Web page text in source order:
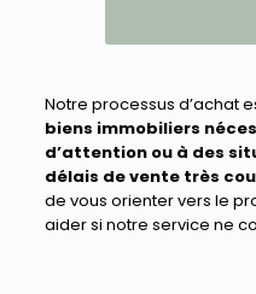
Notre processus d’achat
biens immobiliers
d’attention ou à des
délais de vente très
de vous orienter vers le
aider si notre service ne